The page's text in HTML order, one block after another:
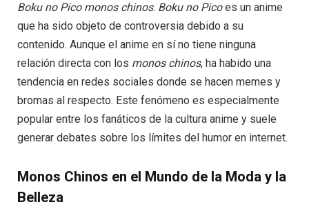
Boku no Pico monos chinos. Boku no Picoes un anime
que ha sido objeto de controversia debido a su
contenido. Aunque el anime en sí no tiene ninguna
relación directa con los monos chinos, ha habido una
tendencia en redes sociales donde se hacen memes y
bromas al respecto. Este fenómeno es especialmente
popular entre los fanáticos de la cultura anime y suele
generar debates sobre los límites del humor en internet.
Monos Chinos en el Mundo de la Moda y la
Belleza